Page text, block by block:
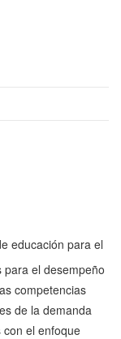
educación para el
el desempeño
competencias
de la demanda
el enfoque